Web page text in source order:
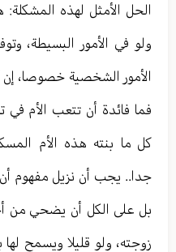
الحل الأمثل لهذه المشكلة:
ولو في الأمور البسيطة،
الأمور الشخصية خصوصا، إن
فما فائدة أن تتعب الأم في
كل ما بنته هذه الأم
جدا.. يجب أن نزيل مفهوم
بل على الكل أن يضحي من
زوجته، ولو قليلا ويسمح